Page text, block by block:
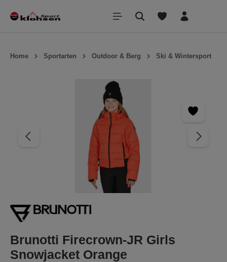
springen
Home Sportarten Outdoor & Berg Ski & Wintersport
Brunotti Firecrown-JR Girls
Snowjacket Orange